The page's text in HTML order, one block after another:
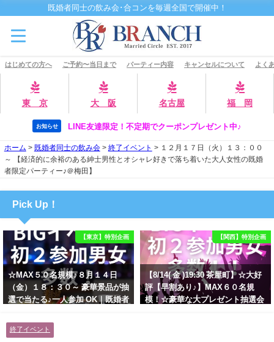
既婚者同士の飲み会･合コンを毎週全国で開催中！
はじめての方へ ご予約〜当日まで パーティー内容 キャンセルについて よく
東 京 大 阪 名古屋 福 岡
お知らせ LINE友達限定！不定期でクーポンプレゼント中♪
ホーム > 既婚者同士の飲み会> 終了イベント > １２月１７日（火）１３：００
～ 【経済的に余裕のある紳士男性とオシャレ好きで落ち着いた大人女性の既婚
者限定パーティー♪＠梅田】
Pick Up！
【東京】特別企画
☆MAX５０名規模♪８月１４日
（金）１８：３０～ 豪華景品が抽
選で当たる♪一人参加 OK｜既婚者
に余裕のある健康的なオシャレ男
性と美容好きで優しさのある大人
【関西】特別企画
【8/14( 金 )19:30 茶屋町】☆大好
評【早割あり♪】MAX６０名規
模！☆豪華な大プレゼント抽選会
終了イベント